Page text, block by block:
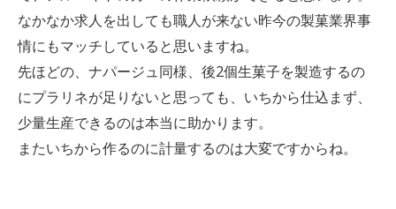
なかなか求人を出しても職人が来ない昨今の製菓業界事
情にもマッチしていると思いますね。
先ほどの、ナパージュ同様、後2個生菓子を製造するの
にプラリネが足りないと思っても、いちから仕込まず、
少量生産できるのは本当に助かります。
またいちから作るのに計量するのは大変ですからね。